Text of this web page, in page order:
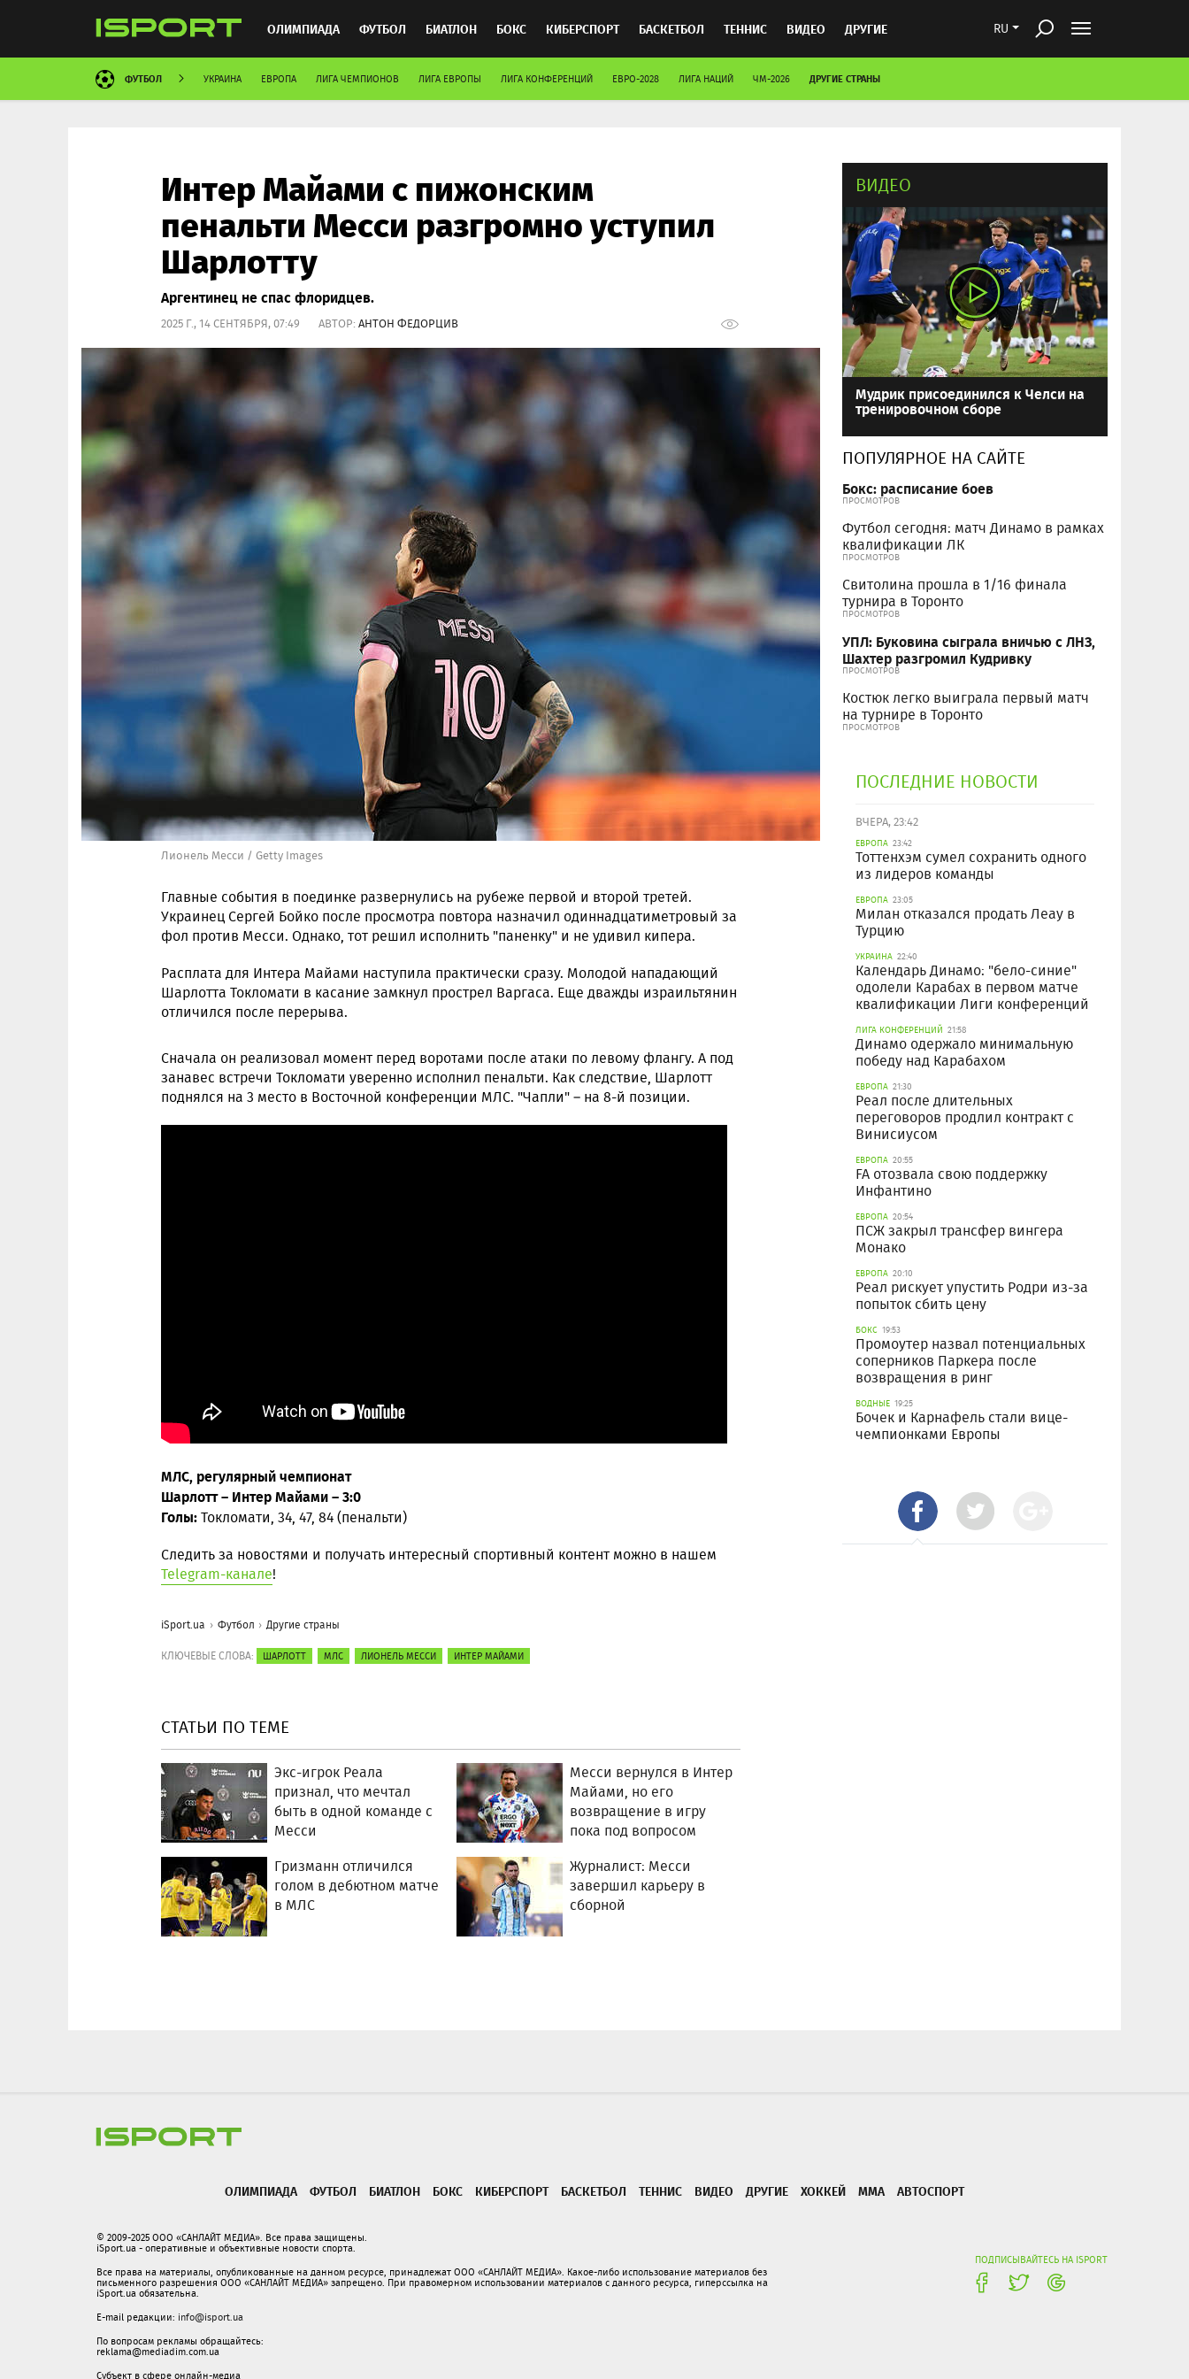
RU
ОЛИМПИАДА ФУТБОЛ БИАТЛОН БОКС КИБЕРСПОРТ БАСКЕТБОЛ ТЕННИС ВИДЕО ДРУГИЕ
ХОККЕЙ ММА АВТОСПОРТ
ФУТБОЛ УКРАИНА ЕВРОПА ЛИГА ЧЕМПИОНОВ ЛИГА ЕВРОПЫ ЛИГА КОНФЕРЕНЦИЙ ЕВРО-2028 ЛИГА НАЦИЙ ЧМ-2026 ДРУГИЕ СТРАНЫ
Интер Майами с пижонским
пенальти Месси разгромно уступил
Шарлотту
Аргентинец не спас флоридцев.
2025 Г., 14 СЕНТЯБРЯ, 07:49 АВТОР: АНТОН ФЕДОРЦИВ
Лионель Месси / Getty Images
Главные события в поединке развернулись на рубеже первой и второй третей.
Украинец Сергей Бойко после просмотра повтора назначил одиннадцатиметровый за
фол против Месси. Однако, тот решил исполнить "паненку" и не удивил кипера.
Расплата для Интера Майами наступила практически сразу. Молодой нападающий
Шарлотта Токломати в касание замкнул прострел Варгаса. Еще дважды израильтянин
отличился после перерыва.
Сначала он реализовал момент перед воротами после атаки по левому флангу. А под
занавес встречи Токломати уверенно исполнил пенальти. Как следствие, Шарлотт
поднялся на 3 место в Восточной конференции МЛС. "Чапли" – на 8-й позиции.
МЛС, регулярный чемпионат
Шарлотт – Интер Майами – 3:0
Голы:Токломати, 34, 47, 84 (пенальти)
Следить за новостями и получать интересный спортивный контент можно в нашем
Telegram-канале!
iSport.ua Футбол Другие страны
КЛЮЧЕВЫЕ СЛОВА: ШАРЛОТТ МЛС ЛИОНЕЛЬ МЕССИ ИНТЕР МАЙАМИ
СТАТЬИ ПО ТЕМЕ
Экс-игрок Реала
признал, что мечтал
быть в одной команде с
Месси
Месси вернулся в Интер
Майами, но его
возвращение в игру
пока под вопросом
Гризманн отличился
голом в дебютном матче
в МЛС
Журналист: Месси
завершил карьеру в
сборной
ВИДЕО
Мудрик присоединился к Челси на
тренировочном сборе
ПОПУЛЯРНОЕ НА САЙТЕ
Бокс: расписание боев
ПРОСМОТРОВ
Футбол сегодня: матч Динамо в рамках
квалификации ЛК
ПРОСМОТРОВ
Свитолина прошла в 1/16 финала
турнира в Торонто
ПРОСМОТРОВ
УПЛ: Буковина сыграла вничью с ЛНЗ,
Шахтер разгромил Кудривку
ПРОСМОТРОВ
Костюк легко выиграла первый матч
на турнире в Торонто
ПРОСМОТРОВ
ПОСЛЕДНИЕ НОВОСТИ
ВЧЕРА, 23:42
ЕВРОПА 23:42
Тоттенхэм сумел сохранить одного
из лидеров команды
ЕВРОПА 23:05
Милан отказался продать Леау в
Турцию
УКРАИНА 22:40
Календарь Динамо: "бело-синие"
одолели Карабах в первом матче
квалификации Лиги конференций
ЛИГА КОНФЕРЕНЦИЙ 21:58
Динамо одержало минимальную
победу над Карабахом
ЕВРОПА 21:30
Реал после длительных
переговоров продлил контракт с
Винисиусом
ЕВРОПА 20:55
FA отозвала свою поддержку
Инфантино
ЕВРОПА 20:54
ПСЖ закрыл трансфер вингера
Монако
ЕВРОПА 20:10
Реал рискует упустить Родри из-за
попыток сбить цену
БОКС 19:53
Промоутер назвал потенциальных
соперников Паркера после
возвращения в ринг
ВОДНЫЕ 19:25
Бочек и Карнафель стали вице-
чемпионками Европы
ОЛИМПИАДА ФУТБОЛ БИАТЛОН БОКС КИБЕРСПОРТ БАСКЕТБОЛ ТЕННИС ВИДЕО ДРУГИЕ ХОККЕЙ ММА АВТОСПОРТ
ПОДПИСЫВАЙТЕСЬ НА ISPORT
© 2009-2025 ООО «САНЛАЙТ МЕДИА». Все права защищены.
iSport.ua - оперативные и объективные новости спорта.
Все права на материалы, опубликованные на данном ресурсе, принадлежат ООО «САНЛАЙТ МЕДИА». Какое-либо использование материалов без
письменного разрешения ООО «САНЛАЙТ МЕДИА» запрещено. При правомерном использовании материалов с данного ресурса, гиперссылка на
iSport.ua обязательна.
E-mail редакции: info@isport.ua
По вопросам рекламы обращайтесь:
reklama@mediadim.com.ua
Субъект в сфере онлайн-медиа